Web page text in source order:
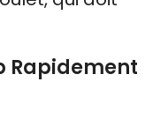
Rapidement